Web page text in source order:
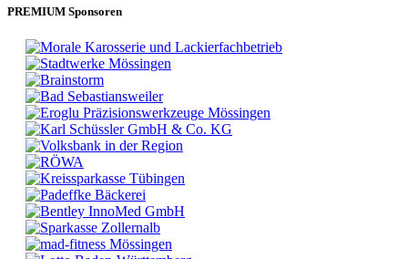
PREMIUM Sponsoren